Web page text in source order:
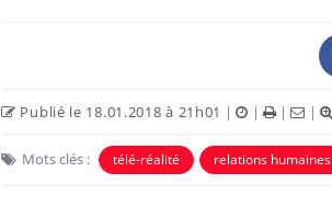
Publié le 18.01.2018 à 21h01 | | | |
Mots clés : télé-réalité relations humaines